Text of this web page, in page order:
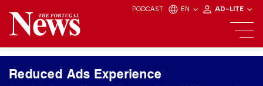
PODCAST EN AD-LITE
Reduced Ads Experience